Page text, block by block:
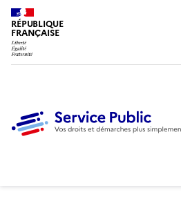
RÉPUBLIQUE
FRANÇAISE